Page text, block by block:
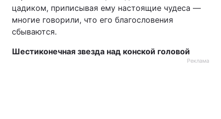
цадиком, приписывая ему настоящие чудеса —
многие говорили, что его благословения
сбываются.
Шестиконечная звезда над конской головой
Реклама